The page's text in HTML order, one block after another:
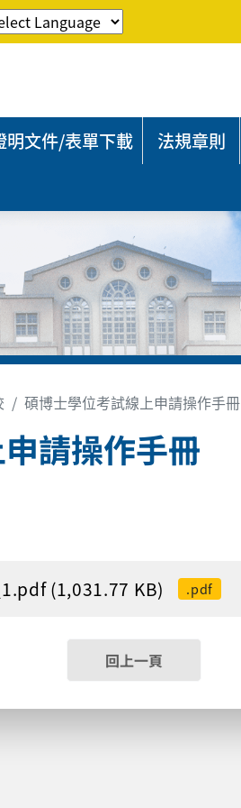
明文件/表單下載 法規章則
碩博士學位考試線上申請操作手冊
請操作手冊
(1,031.77 KB) .pdf
回上一頁